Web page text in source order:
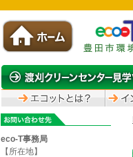
eco-T事務局
【所在地】